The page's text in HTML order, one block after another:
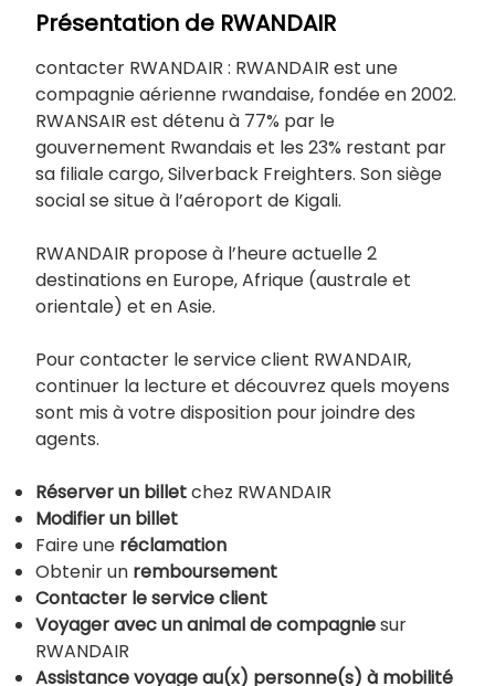
Présentation de RWANDAIR
contacter RWANDAIR : RWANDAIR est une
compagnie aérienne rwandaise, fondée en 2002.
RWANSAIR est détenu à 77% par le
gouvernement Rwandais et les 23% restant par
sa filiale cargo, Silverback Freighters. Son siège
social se situe à l’aéroport de Kigali.
RWANDAIR propose à l’heure actuelle 2
destinations en Europe, Afrique (australe et
orientale) et en Asie.
Pour contacter le service client RWANDAIR,
continuer la lecture et découvrez quels moyens
sont mis à votre disposition pour joindre des
agents.
Réserver un billetchez RWANDAIR
Modifier un billet
Faire une réclamation
Obtenir un remboursement
Contacter le service client
Voyager avec un animal de compagniesur
RWANDAIR
Assistance voyage au(x) personne(s) à mobilité